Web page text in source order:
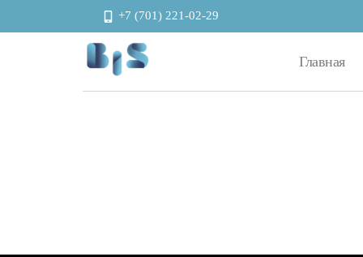
+7 (701) 221-02-29
Автоматизация и энергоэффективность
Главная